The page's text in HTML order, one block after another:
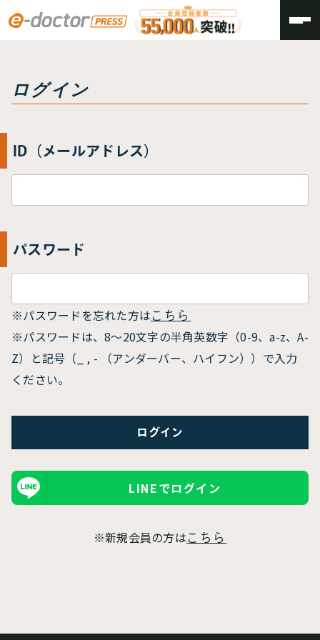
トップ
ログイン
ID（メールアドレス）
パスワード
※パスワードを忘れた方は こちら
※パスワードは、8〜20文字の半角英数字（0-9、a-z、A-
Z）と記号（_ , - （アンダーバー、ハイフン））で入力
ください。
LINEでログイン
※新規会員の方は こちら